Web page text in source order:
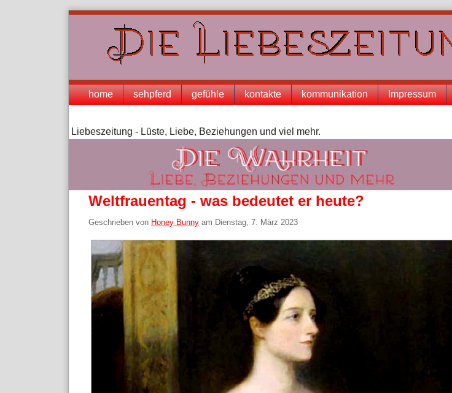
Navigation
home sehpferd gefühle kontakte kommunikation Impressum
Liebeszeitung - Lüste, Liebe, Beziehungen und viel mehr.
Weltfrauentag - was bedeutet er heute?
Geschrieben von Honey Bunny am Dienstag, 7. März 2023